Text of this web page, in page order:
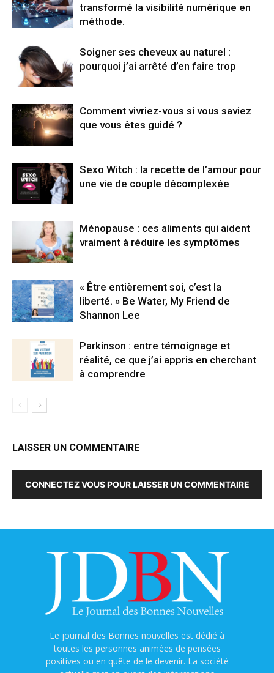
transformé la visibilité numérique en
méthode.
Soigner ses cheveux au naturel :
pourquoi j’ai arrêté d’en faire trop
Comment vivriez-vous si vous saviez
que vous êtes guidé ?
Sexo Witch : la recette de l’amour pour
une vie de couple décomplexée
Ménopause : ces aliments qui aident
vraiment à réduire les symptômes
« Être entièrement soi, c’est la
liberté. » Be Water, My Friend de
Shannon Lee
Parkinson : entre témoignage et
réalité, ce que j’ai appris en cherchant
à comprendre
LAISSER UN COMMENTAIRE
CONNECTEZ VOUS POUR LAISSER UN COMMENTAIRE
Le journal des Bonnes nouvelles est dédié à
toutes les personnes animées de pensées
positives ou en quête de le devenir. La société